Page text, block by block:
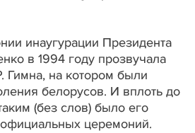
инаугурации Президента
в 1994 году прозвучала
Гимна, на котором были
белорусов. И вплоть до
(без слов) было его
церемоний.